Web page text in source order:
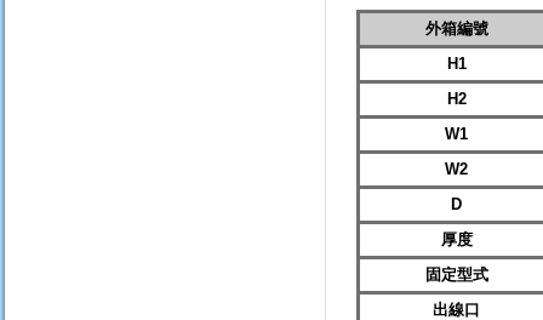
外箱編號
H1
H2
W1
W2
D
厚度
固定型式
出線口